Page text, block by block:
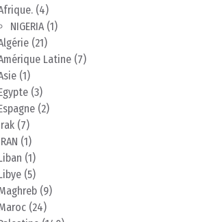
(4)
NIGERIA(1)
(21)
Latine (7)
(1)
(3)
(2)
(7)
(1)
(1)
(5)
(9)
(24)